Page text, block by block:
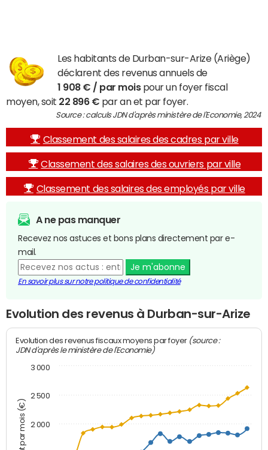
Les habitants de Durban-sur-Arize (Ariège)
déclarent des revenus annuels de
1 908 € / par moispour un foyer fiscal
moyen, soit 22 896 € par an et par foyer.
Source : calculs JDN d'après ministère de l'Economie, 2024
Classement des salaires des cadres par ville
Classement des salaires des ouvriers par ville
Classement des salaires des employés par ville
A ne pas manquer
Recevez nos astuces et bons plans directement par e-
mail.
Je m'abonne
En savoir plus sur notre politique de confidentialité
Evolution des revenus à Durban-sur-Arize
Evolution des revenus fiscaux moyens par foyer (source :
JDN d'après le ministère de l'Economie)
2 000
2 500
3 000